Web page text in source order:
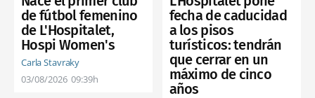
de fútbol femenino
de L'Hospitalet,
Hospi Women's
Carla Stavraky
03/08/2026 09:39h
fecha de caducidad
a los pisos
turísticos: tendrán
que cerrar en un
máximo de cinco
años